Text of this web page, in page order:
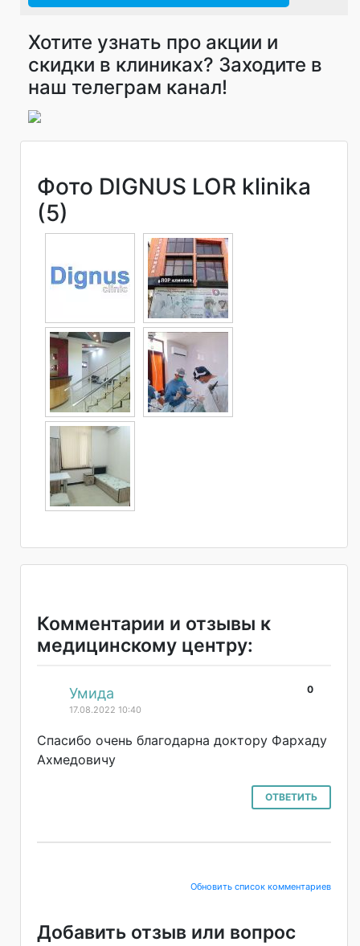
Хотите узнать про акции и
скидки в клиниках? Заходите в
наш телеграм канал!
Фото DIGNUS LOR klinika
(5)
Комментарии и отзывы к
медицинскому центру:
0
Умида
17.08.2022 10:40
Спасибо очень благодарна доктору Фархаду
Ахмедовичу
ОТВЕТИТЬ
Обновить список комментариев
Добавить отзыв или вопрос